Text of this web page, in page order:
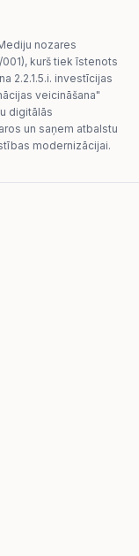
nozares
kurš tiek īstenots
2.2.1.5.i. investīcijas
veicināšana"
digitālās
un saņem atbalstu
modernizācijai.